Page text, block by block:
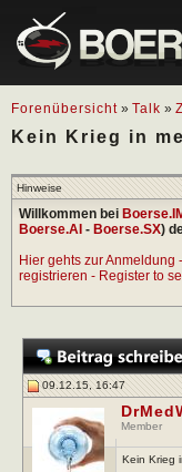
Forenübersicht » Talk »
Kein Krieg in
Hinweise
Willkommen bei
Boerse.AI - Boerse.SX)
Hier gehts zur Anmeldung
registrieren - Register to
09.12.15, 16:47
Member
Kein Krieg